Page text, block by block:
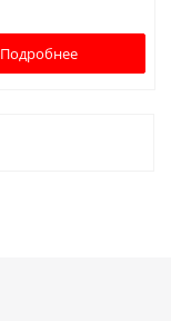
Подробнее